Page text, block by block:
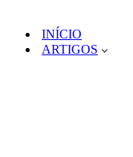
INÍCIO
ARTIGOS